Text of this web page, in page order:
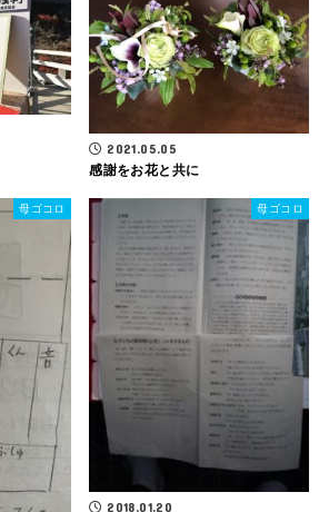
2021.05.05
感謝をお花と共に
母ゴコロ 母ゴコロ
2018.01.20